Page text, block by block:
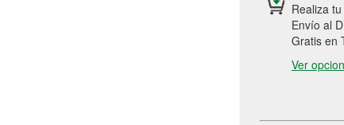
Realiza
Envío al
Gratis en
Ver